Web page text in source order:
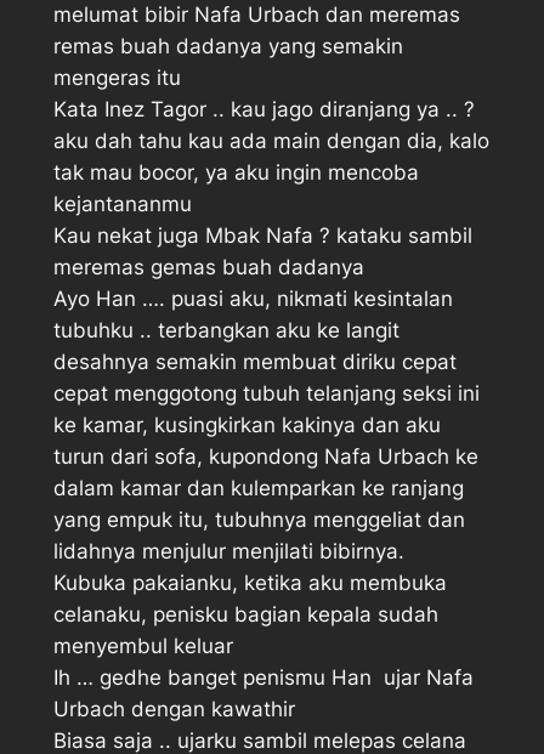
melumat bibir Nafa Urbach dan meremas
remas buah dadanya yang semakin
mengeras itu
Kata Inez Tagor .. kau jago diranjang ya .. ?
aku dah tahu kau ada main dengan dia, kalo
tak mau bocor, ya aku ingin mencoba
kejantananmu
Kau nekat juga Mbak Nafa ? kataku sambil
meremas gemas buah dadanya
Ayo Han …. puasi aku, nikmati kesintalan
tubuhku .. terbangkan aku ke langit 
desahnya semakin membuat diriku cepat
cepat menggotong tubuh telanjang seksi ini
ke kamar, kusingkirkan kakinya dan aku
turun dari sofa, kupondong Nafa Urbach ke
dalam kamar dan kulemparkan ke ranjang
yang empuk itu, tubuhnya menggeliat dan
lidahnya menjulur menjilati bibirnya.
Kubuka pakaianku, ketika aku membuka
celanaku, penisku bagian kepala sudah
menyembul keluar
Ih … gedhe banget penismu Han  ujar Nafa
Urbach dengan kawathir
Biasa saja .. ujarku sambil melepas celana